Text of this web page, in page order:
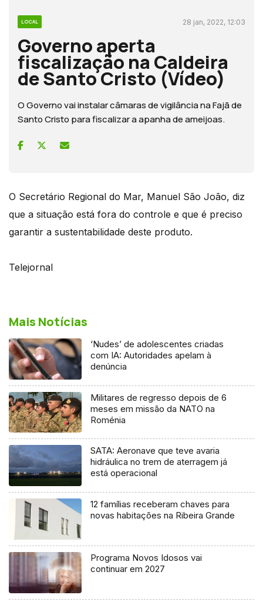
LOCAL 28 jan, 2022, 12:03
Governo aperta
fiscalização na Caldeira
de Santo Cristo (Vídeo)
O Governo vai instalar câmaras de vigilância na Fajã de
Santo Cristo para fiscalizar a apanha de ameijoas.
O Secretário Regional do Mar, Manuel São João, diz
que a situação está fora do controle e que é preciso
garantir a sustentabilidade deste produto.
Telejornal
Mais Notícias
‘Nudes’ de adolescentes criadas
com IA: Autoridades apelam à
denúncia
Militares de regresso depois de 6
meses em missão da NATO na
Roménia
SATA: Aeronave que teve avaria
hidráulica no trem de aterragem já
está operacional
12 famílias receberam chaves para
novas habitações na Ribeira Grande
Programa Novos Idosos vai
continuar em 2027